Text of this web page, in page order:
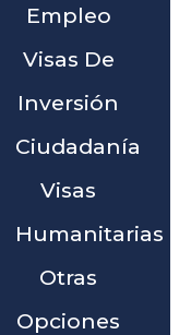
Empleo
Visas De
Inversión
Ciudadanía
Visas
Humanitarias
Otras
Opciones